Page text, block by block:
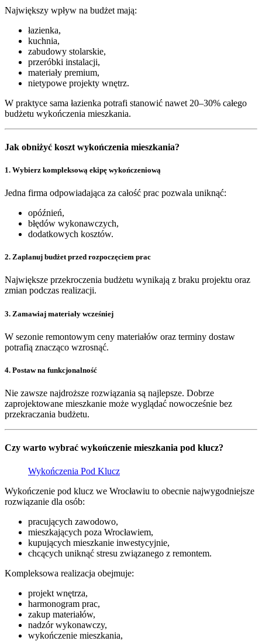
Największy wpływ na budżet mają:
łazienka,
kuchnia,
zabudowy stolarskie,
przeróbki instalacji,
materiały premium,
nietypowe projekty wnętrz.
W praktyce sama łazienka potrafi stanowić nawet 20–30% całego
budżetu wykończenia mieszkania.
Jak obniżyć koszt wykończenia mieszkania?
1. Wybierz kompleksową ekipę wykończeniową
Jedna firma odpowiadająca za całość prac pozwala uniknąć:
opóźnień,
błędów wykonawczych,
dodatkowych kosztów.
2. Zaplanuj budżet przed rozpoczęciem prac
Największe przekroczenia budżetu wynikają z braku projektu oraz
zmian podczas realizacji.
3. Zamawiaj materiały wcześniej
W sezonie remontowym ceny materiałów oraz terminy dostaw
potrafią znacząco wzrosnąć.
4. Postaw na funkcjonalność
Nie zawsze najdroższe rozwiązania są najlepsze. Dobrze
zaprojektowane mieszkanie może wyglądać nowocześnie bez
przekraczania budżetu.
Czy warto wybrać wykończenie mieszkania pod klucz?
Wykończenia Pod Klucz
Wykończenie pod klucz we Wrocławiu to obecnie najwygodniejsze
rozwiązanie dla osób:
pracujących zawodowo,
mieszkających poza Wrocławiem,
kupujących mieszkanie inwestycyjnie,
chcących uniknąć stresu związanego z remontem.
Kompleksowa realizacja obejmuje:
projekt wnętrza,
harmonogram prac,
zakup materiałów,
nadzór wykonawczy,
wykończenie mieszkania,